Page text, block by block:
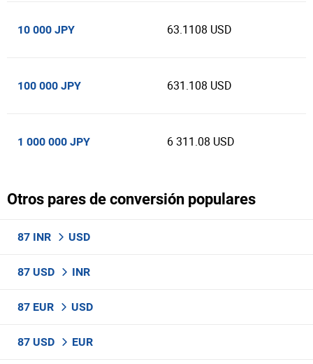
10 000 JPY 63.1108 USD
100 000 JPY 631.108 USD
1 000 000 JPY 6 311.08 USD
Otros pares de conversión populares
87 INR USD
87 USD INR
87 EUR USD
87 USD EUR